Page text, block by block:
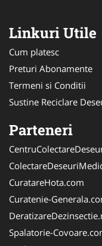
Linkuri Utile
Cum platesc
Preturi Abonamente
Termeni si Conditii
Sustine Reciclare
Parteneri
CuratareHota.com
Curatenie-
Spalatorie-